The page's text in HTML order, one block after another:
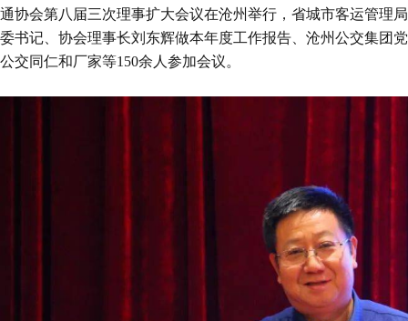
通协会第八届三次理事扩大会议在沧州举行，省城市客运管理
委书记、协会理事长刘东辉做本年度工作报告、沧州公交集团
公交同仁和厂家等150余人参加会议。